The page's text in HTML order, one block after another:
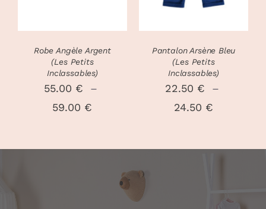
PEUVENT
ÊTRE
CHOISIES
SUR
PAGE
Robe Angèle Argent
(Les Petits
Inclassables)
55.00 €
–
59.00 €
59.00 €
PEUVENT
ÊTRE
CHOISIES
SUR
PAGE
Pantalon Arsène Bleu
(Les Petits
Inclassables)
22.50 €
–
24.50 €
24.50 €